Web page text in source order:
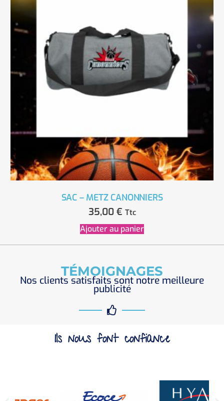
SAC – METZ CANONNIERS
35,00 € Ttc
Ajouter au panier
TÉMOIGNAGES
Nos clients satisfaits sont notre meilleure
publicité
Ils nous font confiance